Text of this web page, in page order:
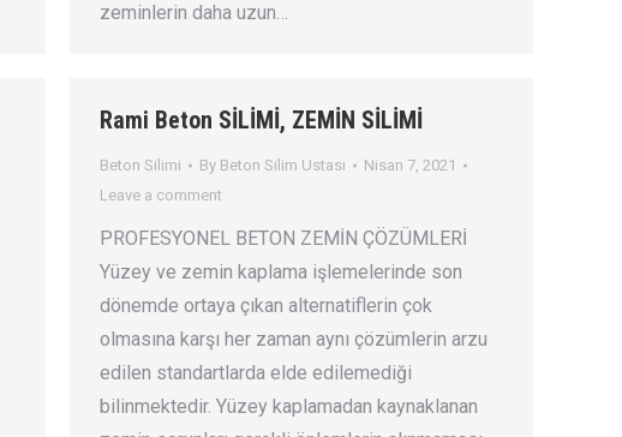
zeminlerin daha uzun…
Rami Beton SİLİMİ, ZEMİN SİLİMİ
Beton Silimi By Beton Silim Ustası
Nisan 7, 2021
Leave a comment
PROFESYONEL BETON ZEMİN ÇÖZÜMLERİ
Yüzey ve zemin kaplama işlemelerinde son
dönemde ortaya çıkan alternatiflerin çok
olmasına karşı her zaman aynı çözümlerin arzu
edilen standartlarda elde edilemediği
bilinmektedir. Yüzey kaplamadan kaynaklanan